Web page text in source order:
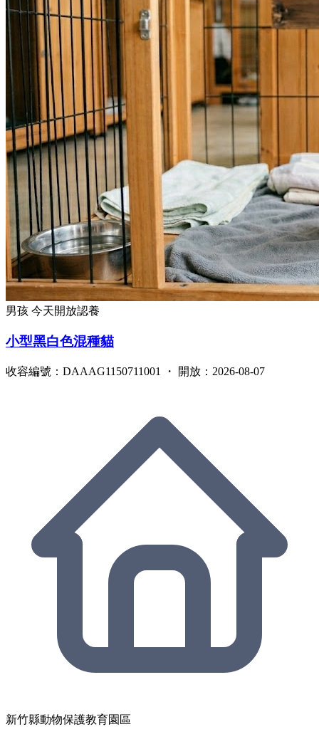
男孩 今天開放認養
小型黑白色混種貓
收容編號：DAAAG1150711001 ・ 開放：2026-08-07
新竹縣動物保護教育園區